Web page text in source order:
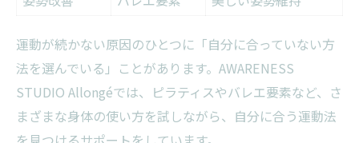
運動が続かない原因のひとつに「自分に合っていない方
法を選んでいる」ことがあります。AWARENESS
STUDIO Allongéでは、ピラティスやバレエ要素など、さ
まざまな身体の使い方を試しながら、自分に合う運動法